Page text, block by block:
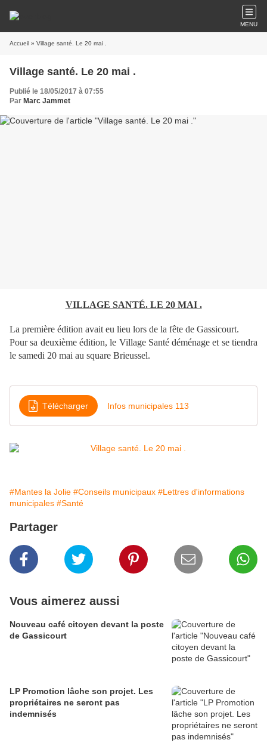
MENU
Accueil » Village santé. Le 20 mai .
Village santé. Le 20 mai .
Publié le 18/05/2017 à 07:55
Par Marc Jammet
VILLAGE SANTÉ. LE 20 MAI .
La première édition avait eu lieu lors de la fête de Gassicourt.
Pour sa deuxième édition, le Village Santé déménage et se tiendra
le samedi 20 mai au square Brieussel.
Télécharger Infos municipales 113
#Mantes la Jolie #Conseils municipaux #Lettres d'informations
municipales #Santé
Partager
Vous aimerez aussi
Nouveau café citoyen devant la poste
de Gassicourt
LP Promotion lâche son projet. Les
propriétaires ne seront pas
indemnisés